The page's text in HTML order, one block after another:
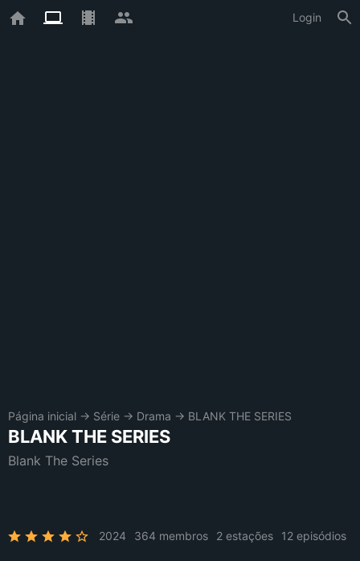
Login
Página inicial → Série → Drama → BLANK THE SERIES
BLANK THE SERIES
Blank The Series
2024 364 membros 2 estações 12 episódios